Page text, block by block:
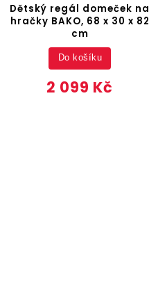
Dětský regál domeček na
hračky BAKO, 68 x 30 x 82
cm
2 099 Kč
Do košíku